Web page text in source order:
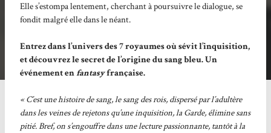
Elle s’estompa lentement, cherchant à poursuivre le dialogue, se
fondit malgré elle dans le néant.
Entrez dans l’univers des 7 royaumes où sévit l’inquisition,
et découvrez le secret de l’origine du sang bleu. Un
événement enfantasyfrançaise.
« C’est une histoire de sang, le sang des rois, dispersé par l’adultère
dans les veines de rejetons qu’une inquisition, la Garde, élimine sans
pitié. Bref, on s’engouffre dans une lecture passionnante, tantôt à la